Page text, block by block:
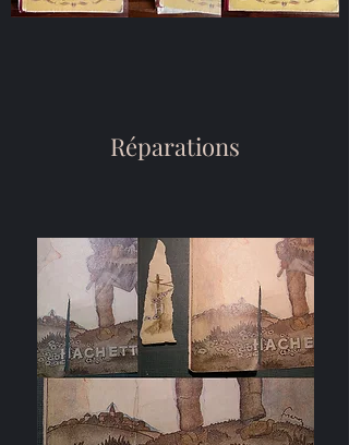
Réparations